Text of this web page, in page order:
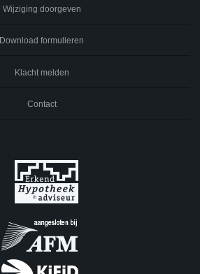
Wijziging doorgeven
Download formulieren
Klacht melden
Contact